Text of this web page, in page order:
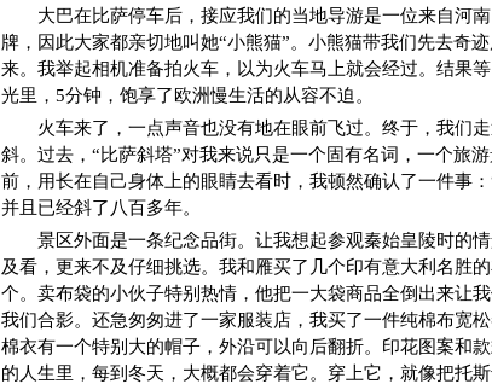
大巴在比萨停车后，接应我们的当地导游是一位来自河
牌，因此大家都亲切地叫她“小熊猫”。小熊猫带我们先去奇
来。我举起相机准备拍火车，以为火车马上就会经过。结果
光里，5分钟，饱享了欧洲慢生活的从容不迫。
火车来了，一点声音也没有地在眼前飞过。终于，我们
斜。过去，“比萨斜塔”对我来说只是一个固有名词，一个旅
前，用长在自己身体上的眼睛去看时，我顿然确认了一件事
并且已经斜了八百多年。
景区外面是一条纪念品街。让我想起参观秦始皇陵时的
及看，更来不及仔细挑选。我和雁买了几个印有意大利名胜
个。卖布袋的小伙子特别热情，他把一大袋商品全倒出来让
我们合影。还急匆匆进了一家服装店，我买了一件纯棉布宽
棉衣有一个特别大的帽子，外沿可以向后翻折。印花图案和
的人生里，每到冬天，大概都会穿着它。穿上它，就像把托